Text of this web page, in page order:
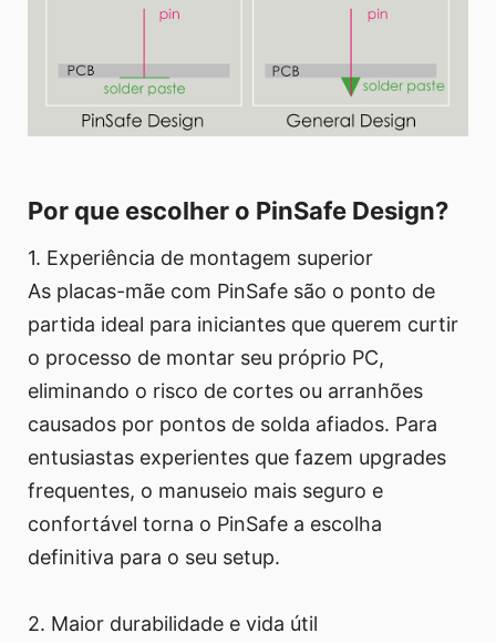
Por que escolher o PinSafe Design?
1. Experiência de montagem superior
As placas-mãe com PinSafe são o ponto de
partida ideal para iniciantes que querem curtir
o processo de montar seu próprio PC,
eliminando o risco de cortes ou arranhões
causados por pontos de solda afiados. Para
entusiastas experientes que fazem upgrades
frequentes, o manuseio mais seguro e
confortável torna o PinSafe a escolha
definitiva para o seu setup.
2. Maior durabilidade e vida útil